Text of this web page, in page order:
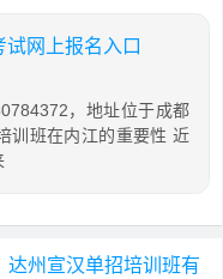
网上报名入口
，地址位于成都
训班在内江的重要性 近
达州宣汉单招培训班有